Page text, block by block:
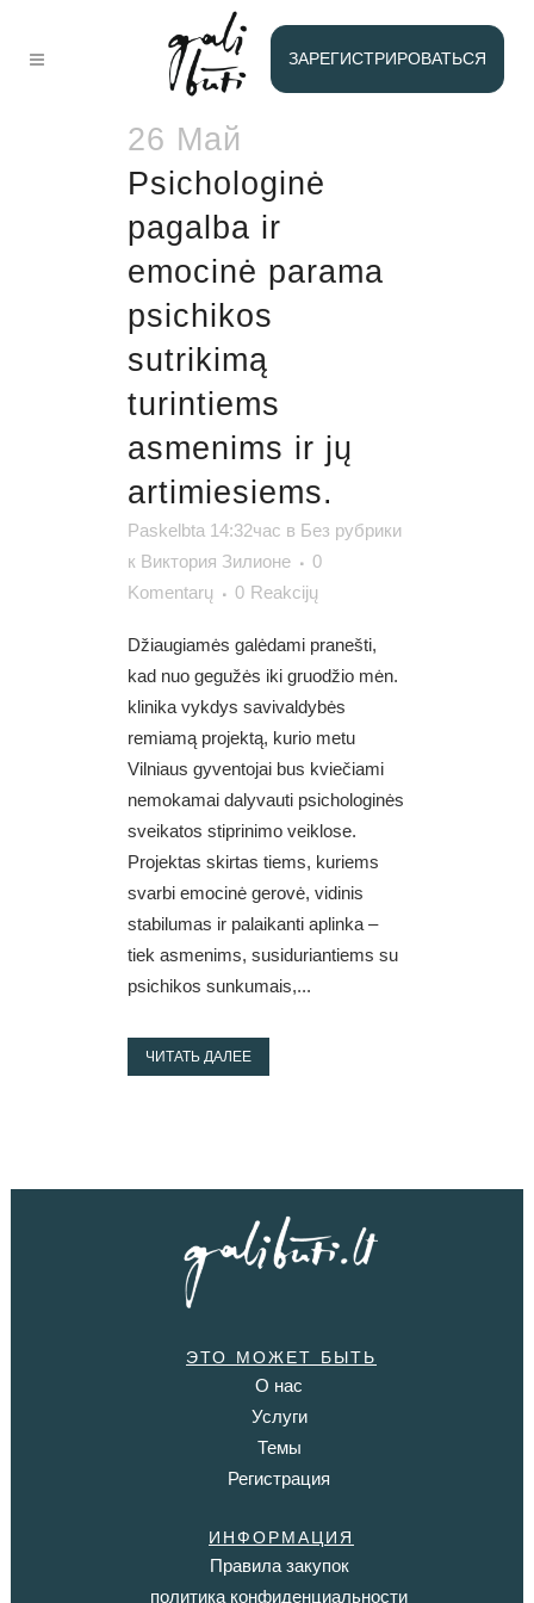
ЗАРЕГИСТРИРОВАТЬСЯ
МАЙ 2025
26 Май
Psichologinė
pagalba ir
emocinė parama
psichikos
sutrikimą
turintiems
asmenims ir jų
artimiesiems.
Paskelbta 14:32час в Без рубрики
к Виктория Зилионе
0
Komentarų
0 Reakcijų
Džiaugiamės galėdami pranešti,
kad nuo gegužės iki gruodžio mėn.
klinika vykdys savivaldybės
remiamą projektą, kurio metu
Vilniaus gyventojai bus kviečiami
nemokamai dalyvauti psichologinės
sveikatos stiprinimo veiklose.
Projektas skirtas tiems, kuriems
svarbi emocinė gerovė, vidinis
stabilumas ir palaikanti aplinka –
tiek asmenims, susiduriantiems su
psichikos sunkumais,...
ЧИТАТЬ ДАЛЕЕ
ЭТО МОЖЕТ БЫТЬ
О нас
Услуги
Темы
Регистрация
ИНФОРМАЦИЯ
Правила закупок
политика конфиденциальности